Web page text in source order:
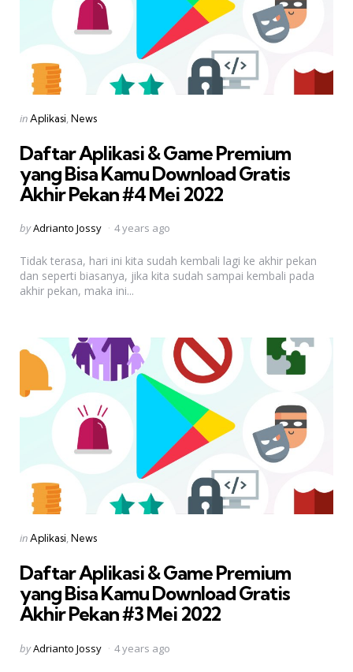
Categories
Posted
inAplikasi News
Daftar Aplikasi & Game Premium
yang Bisa Kamu Download Gratis 
Akhir Pekan #4 Mei 2022
Posted
byAdrianto Jossy 4 years ago
Tidak terasa, hari ini kita sudah kembali lagi ke akhir pekan
dan seperti biasanya, jika kita sudah sampai kembali pada
akhir pekan, maka ini...
Categories
Posted
inAplikasi News
Daftar Aplikasi & Game Premium
yang Bisa Kamu Download Gratis 
Akhir Pekan #3 Mei 2022
Posted
byAdrianto Jossy 4 years ago